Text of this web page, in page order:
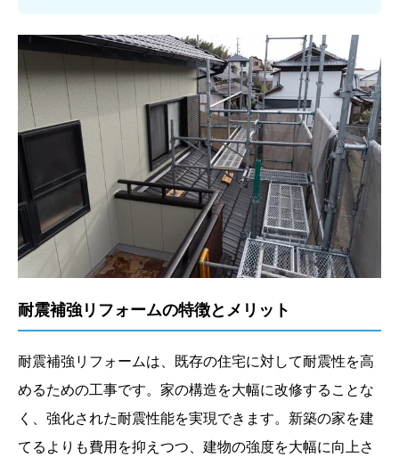
耐震補強リフォームの特徴とメリット
耐震補強リフォームは、既存の住宅に対して耐震性を高
めるための工事です。家の構造を大幅に改修することな
く、強化された耐震性能を実現できます。新築の家を建
てるよりも費用を抑えつつ、建物の強度を大幅に向上さ